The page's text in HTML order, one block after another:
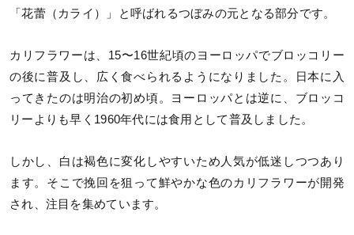
「花蕾（カライ）」と呼ばれるつぼみの元となる部分です。
カリフラワーは、15〜16世紀頃のヨーロッパでブロッコリー
の後に普及し、広く食べられるようになりました。日本に入
ってきたのは明治の初め頃。ヨーロッパとは逆に、ブロッコ
リーよりも早く1960年代には食用として普及しました。
しかし、白は褐色に変化しやすいため人気が低迷しつつあり
ます。そこで挽回を狙って鮮やかな色のカリフラワーが開発
され、注目を集めています。